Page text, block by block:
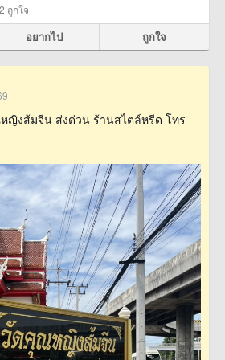
2 ถูกใจ
อยากไป ถูกใจ
ญิงส้มจีน ส่งด่วน ร้านสไตล์หรีด โทร